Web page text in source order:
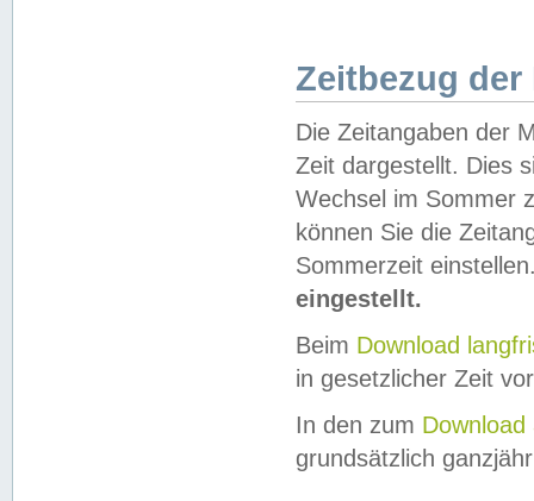
Zeitbezug der
Die Zeitangaben der
Zeit dargestellt. Dies
Wechsel im Sommer
können Sie die
Sommerzeit
eingestellt.
Beim Download
in gesetzlicher Zeit
In den zum Download
grundsätzlich